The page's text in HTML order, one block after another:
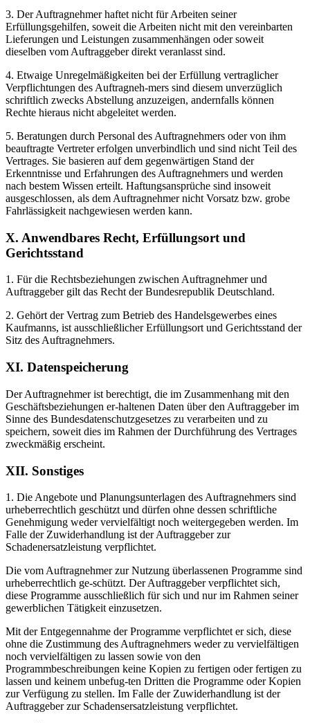
3. Der Auftragnehmer haftet nicht für Arbeiten seiner
Erfüllungsgehilfen, soweit die Arbeiten nicht mit den vereinbarten
Lieferungen und Leistungen zusammenhängen oder soweit
dieselben vom Auftraggeber direkt veranlasst sind.
4. Etwaige Unregelmäßigkeiten bei der Erfüllung vertraglicher
Verpflichtungen des Auftragneh-mers sind diesem unverzüglich
schriftlich zwecks Abstellung anzuzeigen, andernfalls können
Rechte hieraus nicht abgeleitet werden.
5. Beratungen durch Personal des Auftragnehmers oder von ihm
beauftragte Vertreter erfolgen unverbindlich und sind nicht Teil des
Vertrages. Sie basieren auf dem gegenwärtigen Stand der
Erkenntnisse und Erfahrungen des Auftragnehmers und werden
nach bestem Wissen erteilt. Haftungsansprüche sind insoweit
ausgeschlossen, als dem Auftragnehmer nicht Vorsatz bzw. grobe
Fahrlässigkeit nachgewiesen werden kann.
X. Anwendbares Recht, Erfüllungsort und
Gerichtsstand
1. Für die Rechtsbeziehungen zwischen Auftragnehmer und
Auftraggeber gilt das Recht der Bundesrepublik Deutschland.
2. Gehört der Vertrag zum Betrieb des Handelsgewerbes eines
Kaufmanns, ist ausschließlicher Erfüllungsort und Gerichtsstand der
Sitz des Auftragnehmers.
XI. Datenspeicherung
Der Auftragnehmer ist berechtigt, die im Zusammenhang mit den
Geschäftsbeziehungen er-haltenen Daten über den Auftraggeber im
Sinne des Bundesdatenschutzgesetzes zu verarbeiten und zu
speichern, soweit dies im Rahmen der Durchführung des Vertrages
zweckmäßig erscheint.
XII. Sonstiges
1. Die Angebote und Planungsunterlagen des Auftragnehmers sind
urheberrechtlich geschützt und dürfen ohne dessen schriftliche
Genehmigung weder vervielfältigt noch weitergegeben werden. Im
Falle der Zuwiderhandlung ist der Auftraggeber zur
Schadenersatzleistung verpflichtet.
Die vom Auftragnehmer zur Nutzung überlassenen Programme sind
urheberrechtlich ge-schützt. Der Auftraggeber verpflichtet sich,
diese Programme ausschließlich für sich und nur im Rahmen seiner
gewerblichen Tätigkeit einzusetzen.
Mit der Entgegennahme der Programme verpflichtet er sich, diese
ohne die Zustimmung des Auftragnehmers weder zu vervielfältigen
noch vervielfältigen zu lassen sowie von den
Programmbeschreibungen keine Kopien zu fertigen oder fertigen zu
lassen und keinem unbefug-ten Dritten die Programme oder Kopien
zur Verfügung zu stellen. Im Falle der Zuwiderhandlung ist der
Auftraggeber zur Schadensersatzleistung verpflichtet.